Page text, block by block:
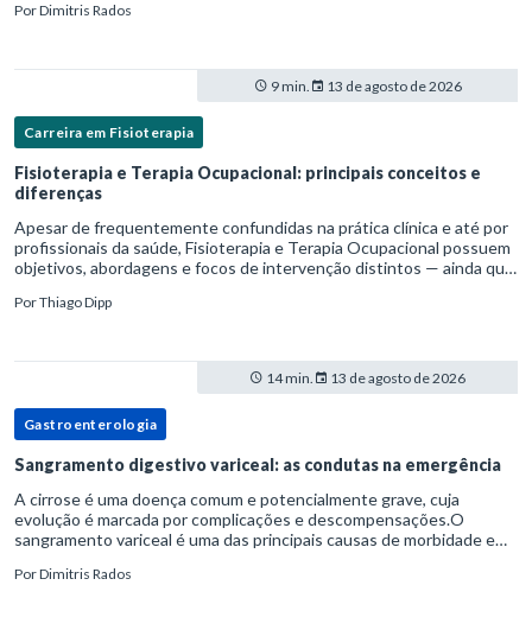
patofisiológico, e não c
PorDimitris Rados
9 min. 13 de agosto de 2026
Carreira em Fisioterapia
Fisioterapia e Terapia Ocupacional: principais conceitos e
diferenças
Apesar de frequentemente confundidas na prática clínica e até por
profissionais da saúde, Fisioterapia e Terapia Ocupacional possuem
objetivos, abordagens e focos de intervenção distintos — ainda que
PorThiago Dipp
14 min. 13 de agosto de 2026
Gastroenterologia
Sangramento digestivo variceal: as condutas na emergência
A cirrose é uma doença comum e potencialmente grave, cuja
evolução é marcada por complicações e descompensações.O
sangramento variceal é uma das principais causas de morbidade e
hipertensão port
PorDimitris Rados